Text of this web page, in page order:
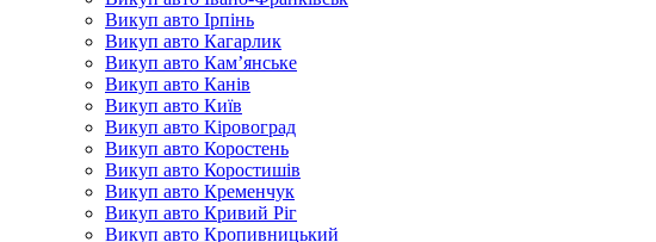
Викуп авто Ірпінь
Викуп авто Кагарлик
Викуп авто Кам’янське
Викуп авто Канів
Викуп авто Київ
Викуп авто Кіровоград
Викуп авто Коростень
Викуп авто Коростишів
Викуп авто Кременчук
Викуп авто Кривий Ріг
Викуп авто Кропивницький